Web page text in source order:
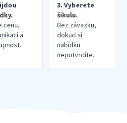
cenu,
a
3. Vyberete
šikulu.
Bez závazku,
dokud si
nabídku
nepotvrdíte.